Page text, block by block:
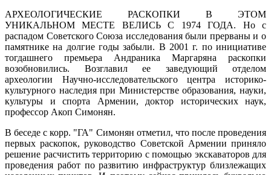
АРХЕОЛОГИЧЕСКИЕ РАСКОПКИ В ЭТОМ
УНИКАЛЬНОМ МЕСТЕ ВЕЛИСЬ С 1974 ГОДА. Но с
распадом Советского Союза исследования были прерваны и о
памятнике на долгие годы забыли. В 2001 г. по инициативе
тогдашнего премьера Андраника Маргаряна раскопки
возобновились. Возглавил ее заведующий отделом
археологии Научно-исследовательского центра историко-
культурного наследия при Министерстве образования, науки,
культуры и спорта Армении, доктор исторических наук,
профессор Акоп Симонян.
В беседе с корр. "ГА" Cимонян отметил, что после проведения
первых раскопок, руководство Советской Армении приняло
решение расчистить территорию с помощью экскаваторов для
проведения работ по развитию инфраструктур близлежащих